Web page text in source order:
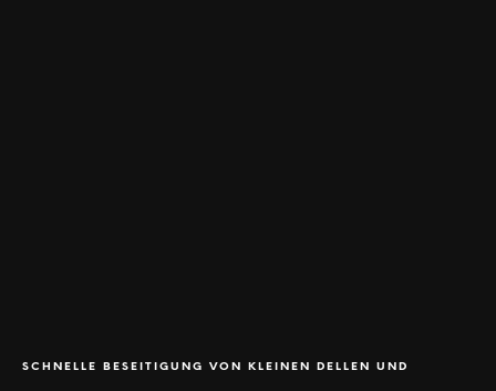
SCHNELLE BESEITIGUNG VON KLEINEN DELLEN UND